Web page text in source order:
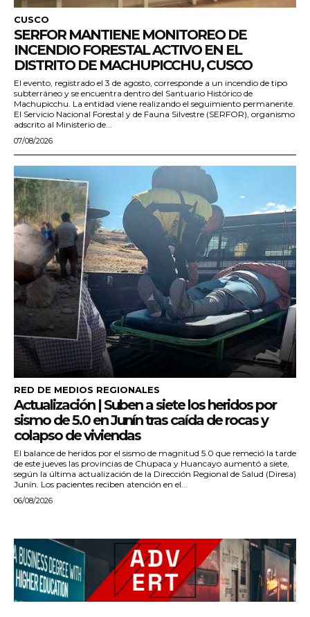
CUSCO
SERFOR MANTIENE MONITOREO DE
INCENDIO FORESTAL ACTIVO EN EL
DISTRITO DE MACHUPICCHU, CUSCO
El evento, registrado el 3 de agosto, corresponde a un incendio de tipo
subterráneo y se encuentra dentro del Santuario Histórico de
Machupicchu. La entidad viene realizando el seguimiento permanente.
El Servicio Nacional Forestal y de Fauna Silvestre (SERFOR), organismo
adscrito al Ministerio de...
07/08/2026
RED DE MEDIOS REGIONALES
Actualización | Suben a siete los heridos por
sismo de 5.0 en Junín tras caída de rocas y
colapso de viviendas
El balance de heridos por el sismo de magnitud 5.0 que remeció la tarde
de este jueves las provincias de Chupaca y Huancayo aumentó a siete,
según la última actualización de la Dirección Regional de Salud (Diresa)
Junín. Los pacientes reciben atención en el...
06/08/2026